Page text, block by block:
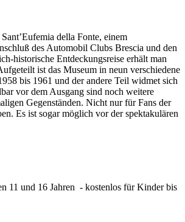
della Fonte, einem
des Automobil Clubs Brescia und den
historische Entdeckungsreise erhält man
ist das Museum in neun verschiedene
bis 1961 und der andere Teil widmet sich
vor dem Ausgang sind noch weitere
Gegenständen. Nicht nur für Fans der
Es ist sogar möglich vor der spektakulären
11 und 16 Jahren - kostenlos für Kinder bis